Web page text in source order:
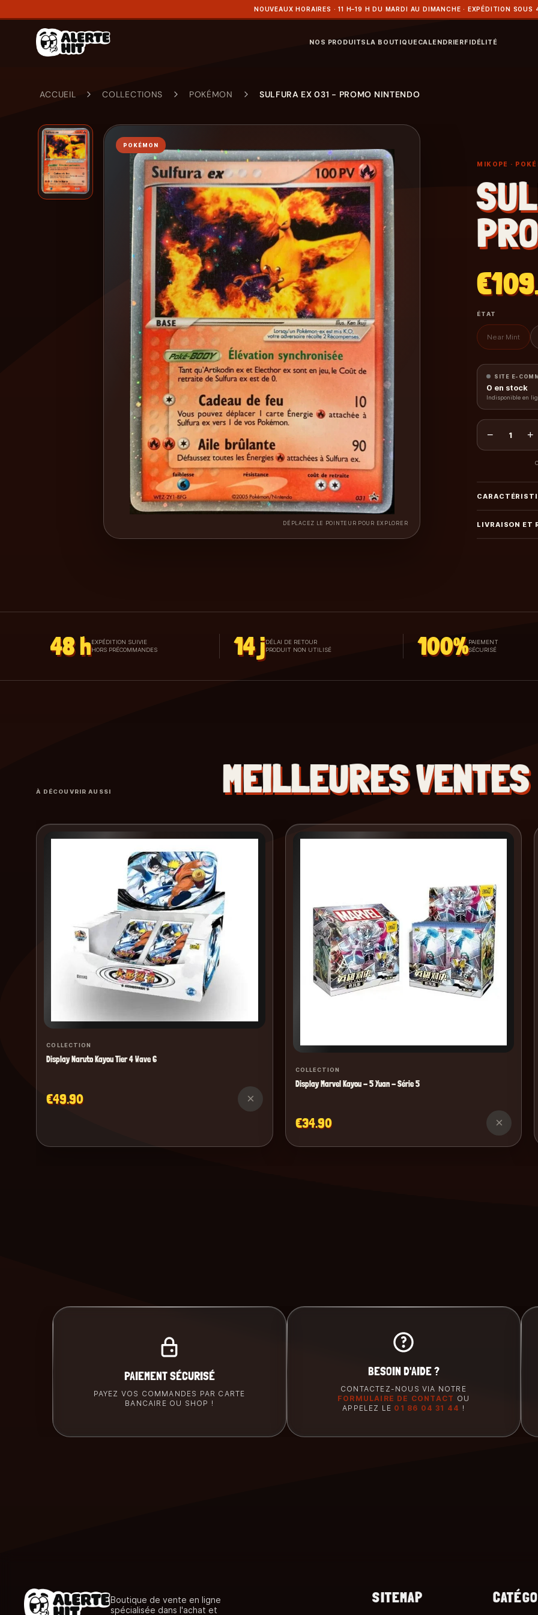
NOUVEAUX HORAIRES · 11 H–19 H DU MARDI AU DIMANCHE · EXPÉDITION SOUS
NOS PRODUITS LA BOUTIQUECALENDRIERFIDÉLITÉ
ACCUEIL COLLECTIONS POKÉMON SULFURA EX 031 - PROMO NINTENDO
POKÉMON
DÉPLACEZ LE POINTEUR POUR EXPLORER
MIKOPE ·
ÉTAT
Near Mint
SITE E-
0 en stock
Indisponible en
− 1 +
LIVRAISON ET
48 hEXPÉDITION SUIVIE
HORS PRÉCOMMANDES
14 jDÉLAI DE RETOUR
PRODUIT NON UTILISÉ
100%PAIEMENT
SÉCURISÉ
À DÉCOUVRIR AUSSI MEILLEURES VENTES
COLLECTION
Display Naruto Kayou Tier 4 Wave 6
€49.90 ×
COLLECTION
Display Marvel Kayou - 5 Yuan - Série 5
€34.90 ×
PAIEMENT SÉCURISÉ
PAYEZ VOS COMMANDES PAR CARTE
BANCAIRE OU SHOP !
BESOIN D'AIDE ?
CONTACTEZ-NOUS VIA NOTRE
FORMULAIRE DE CONTACT OU
APPELEZ LE 01 86 04 31 44 !
Boutique de vente en ligne
spécialisée dans l'achat et
SITEMAP